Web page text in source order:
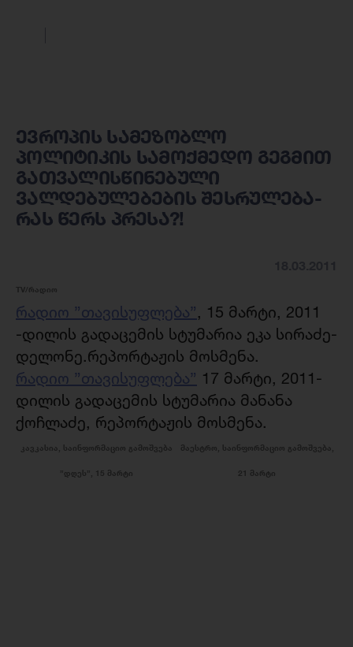
ევროპის სამეზობლო
პოლიტიკის სამოქმედო გეგმით
გათვალისწინებული
ვალდებულებების შესრულება-
რას წერს პრესა?!
TV/რადიო
რადიო ”თავისუფლება”, 15 მარტი, 2011
-დილის გადაცემის სტუმარია ეკა სირაძე-
დელონე.რეპორტაჟის მოსმენა.
რადიო ”თავისუფლება” 17 მარტი, 2011-
დილის გადაცემის სტუმარია მანანა
ქოჩლაძე, რეპორტაჟის მოსმენა.
კავკასია, საინფორმაციო გამოშვება
”დღეს”, 15 მარტი
მაესტრო, საინფორმაციო გამოშვება,
21 მარტი